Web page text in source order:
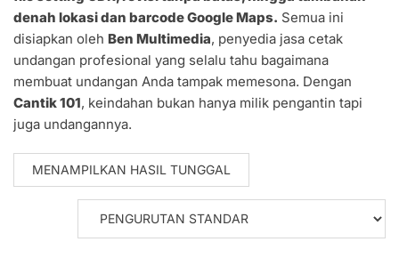
denah lokasi dan barcode Google Maps. Semua ini
disiapkan oleh Ben Multimedia, penyedia jasa cetak
undangan profesional yang selalu tahu bagaimana
membuat undangan Anda tampak memesona. Dengan
Cantik 101, keindahan bukan hanya milik pengantin tapi
juga undangannya.
MENAMPILKAN HASIL TUNGGAL